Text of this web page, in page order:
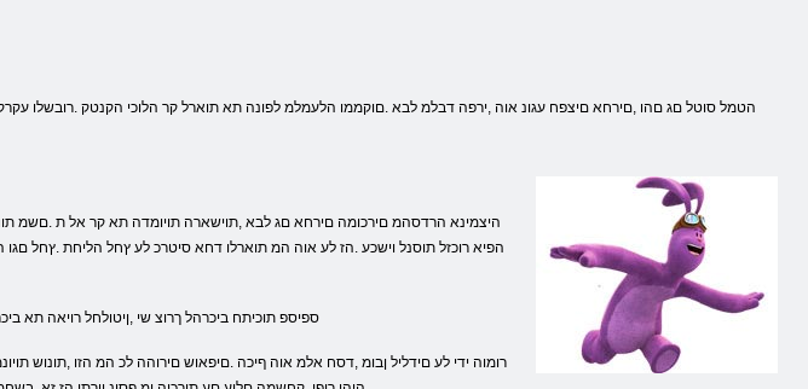
הפיא רוכזל תוסנל וישכע .הז לע אוה המ תוארלו דחא סיטרכ לע ץחל הליחת .ץחל
.ספיספ תוכיתח ביכרהל ךרוצ שי ,ןיטולחל רויאה